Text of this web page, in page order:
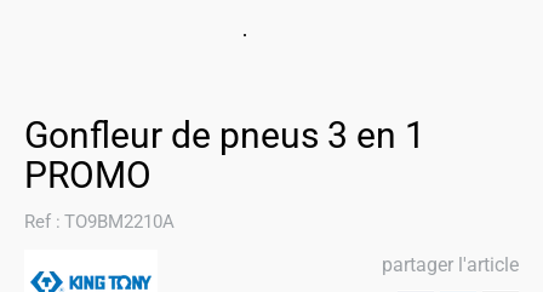
Gonfleur de pneus 3 en 1
PROMO
Ref : TO9BM2210A
partager l'article